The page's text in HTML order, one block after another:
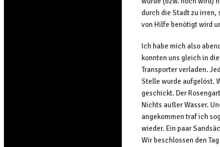
durch die Stadt zu
von Hilfe benötigt wird
Ich habe mich also
konnten uns gleich in
Transporter verladen.
Stelle wurde aufgelöst.
geschickt. Der
Nichts außer Wasser.
angekommen traf ich
wieder. Ein paar
Wir beschlossen den